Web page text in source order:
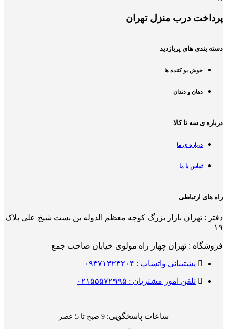
پرداخت درب منزل تهران
دسته بندی های پربازدید
خوش بو کننده ها
دهان و دندان
درباره ی سه تا کالا
درباره ی ما
تماس با ما
راه های ارتباطی
دفتر : تهران بازار بزرگ کوچه معظم الدوله بن بست شیخ علی پلاک
۱۹
فروشگاه : تهران چهار راه مولوی خیابان صاحب جمع
پشتیبانی واتساپ : ۰۹۳۷۱۳۲۳۲۰۴
تلفن امور مشتریان : ۰۲۱۵۵۵۷۲۹۹۵
ساعات پاسخگویی: 9 صبح تا 5 عصر